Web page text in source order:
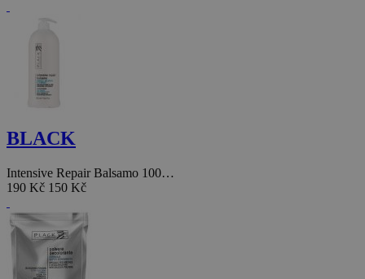
BLACK
Intensive Repair Balsamo 100…
190 Kč 150 Kč